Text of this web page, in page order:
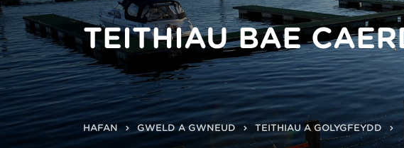
TEITHIAU BAE
HAFAN GWELD A GWNEUD TEITHIAU A GOLYGFEYDD